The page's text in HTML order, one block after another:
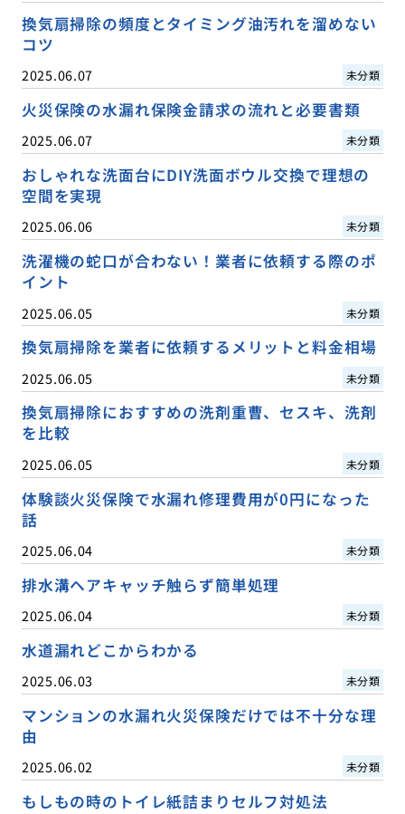
換気扇掃除の頻度とタイミング油汚れを溜めない
コツ
2025.06.07 未分類
火災保険の水漏れ保険金請求の流れと必要書類
2025.06.07 未分類
おしゃれな洗面台にDIY洗面ボウル交換で理想の
空間を実現
2025.06.06 未分類
洗濯機の蛇口が合わない！業者に依頼する際のポ
イント
2025.06.05 未分類
換気扇掃除を業者に依頼するメリットと料金相場
2025.06.05 未分類
換気扇掃除におすすめの洗剤重曹、セスキ、洗剤
を比較
2025.06.05 未分類
体験談火災保険で水漏れ修理費用が0円になった
話
2025.06.04 未分類
排水溝ヘアキャッチ触らず簡単処理
2025.06.04 未分類
水道漏れどこからわかる
2025.06.03 未分類
マンションの水漏れ火災保険だけでは不十分な理
由
2025.06.02 未分類
もしもの時のトイレ紙詰まりセルフ対処法